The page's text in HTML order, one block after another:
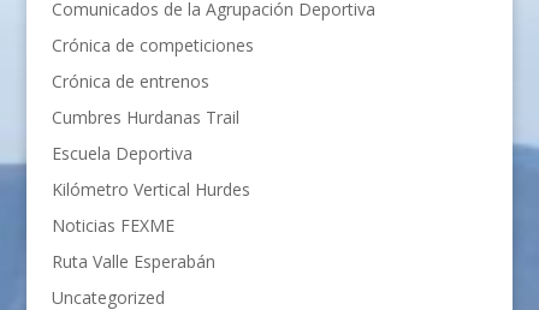
Comunicados de la Agrupación Deportiva
Crónica de competiciones
Crónica de entrenos
Cumbres Hurdanas Trail
Escuela Deportiva
Kilómetro Vertical Hurdes
Noticias FEXME
Ruta Valle Esperabán
Uncategorized